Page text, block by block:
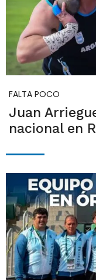
FALTA POCO
Juan
nacional en